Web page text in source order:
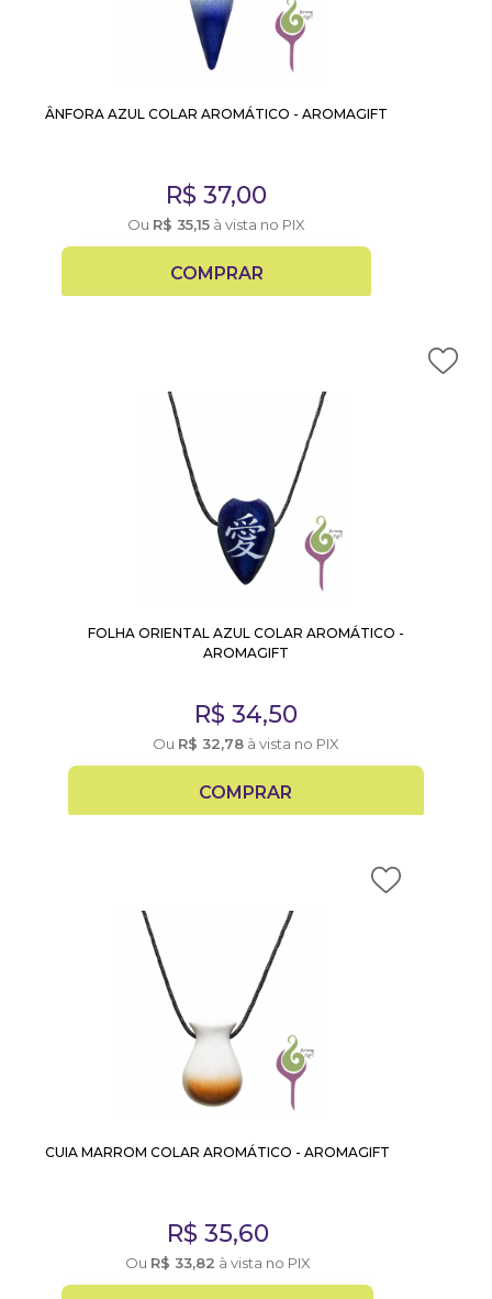
ÂNFORA AZUL COLAR AROMÁTICO - AROMAGIFT
R$ 37,00
Ou R$ 35,15 à vista no PIX
COMPRAR
FOLHA ORIENTAL AZUL COLAR AROMÁTICO -
AROMAGIFT
R$ 34,50
Ou R$ 32,78 à vista no PIX
COMPRAR
CUIA MARROM COLAR AROMÁTICO - AROMAGIFT
R$ 35,60
Ou R$ 33,82 à vista no PIX